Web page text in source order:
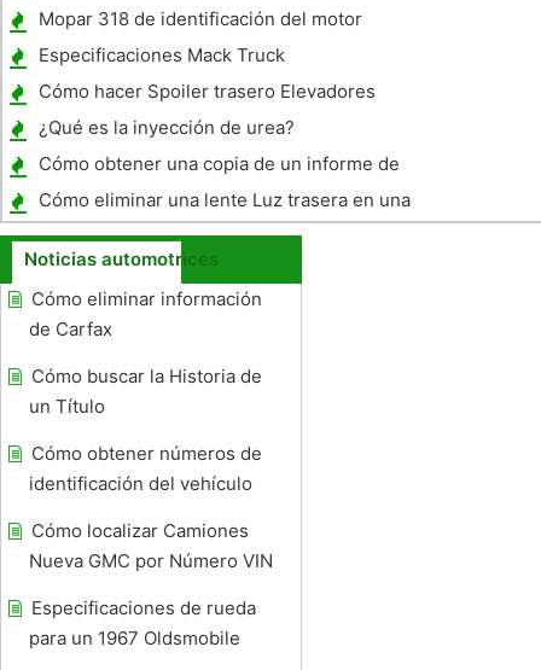
superficie de la pintura de los automóviles
Mopar 318 de identificación del motor
Especificaciones Mack Truck
Cómo hacer Spoiler trasero Elevadores
¿Qué es la inyección de urea?
Cómo obtener una copia de un informe de
accidente de tráfico en Alaska
Cómo eliminar una lente Luz trasera en una
Toyota Highlander
Noticias automotrices
Cómo eliminar información
de Carfax
Cómo buscar la Historia de
un Título
Cómo obtener números de
identificación del vehículo
Cómo localizar Camiones
Nueva GMC por Número VIN
Especificaciones de rueda
para un 1967 Oldsmobile